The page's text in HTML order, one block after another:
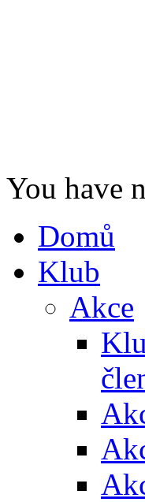
You have
Domů
Klub
Akce